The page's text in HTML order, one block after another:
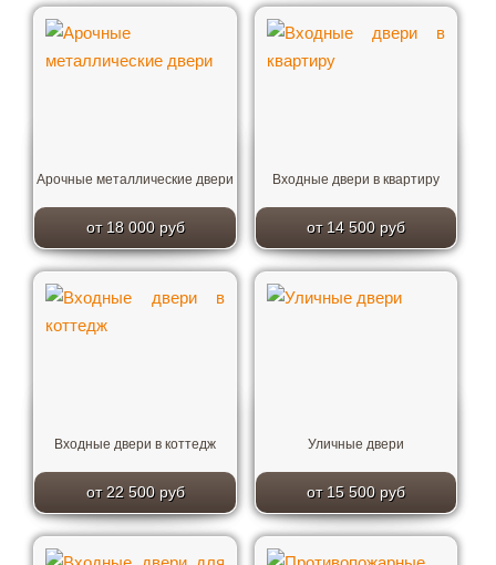
Арочные металлические двери
от 18 000 руб
Входные двери в квартиру
от 14 500 руб
Входные двери в коттедж
от 22 500 руб
Уличные двери
от 15 500 руб